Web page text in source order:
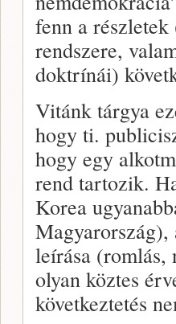
fenn a
rendszere,
doktrínái)
Vitánk tárgya
hogy ti.
hogy egy
rend tartozik.
Korea
leírása (romlás,
olyan köztes
következtetés